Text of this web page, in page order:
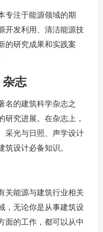
专注于能源领域的期
开发利用、清洁能源技
的研究成果和实践案
杂志
名的建筑科学杂志之
研究进展。在杂志上，
采光与日照、声学设计
设计必备知识。
关能源与建筑行业相关
，无论你是从事建筑设
面的工作，都可以从中